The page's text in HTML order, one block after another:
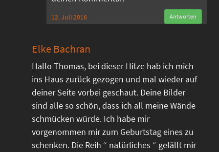
12. Juli 2016 Antworten
Elke Bachran
Hallo Thomas, bei dieser Hitze hab ich mich
ins Haus zurück gezogen und mal wieder auf
deiner Seite vorbei geschaut. Deine Bilder
sind alle so schön, dass ich all meine Wände
schmücken würde. Ich habe mir
vorgenommen mir zum Geburtstag eines zu
schenken. Die Reih “ natürliches “ gefällt mir